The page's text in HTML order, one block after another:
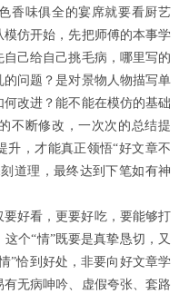
香味俱全的宴席就要看厨艺
仿开始，先把师傅的本事学
己给自己挑毛病，哪里写的
问题？是对景物人物描写单
改进？能不能在模仿的基础
不断修改，一次次的总结提
升，才能真正领悟“好文章不
道理，最终达到下笔如有神
好看，更要好吃，要能够打
个“情”既要是真挚恳切，又
”恰到好处，非要向好文章学
无病呻吟、虚假夸张、套路